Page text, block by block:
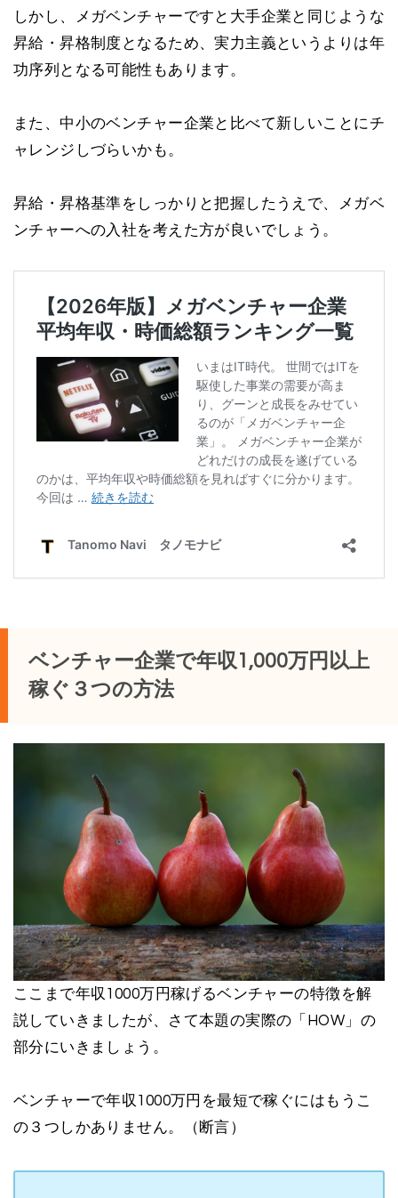
しかし、メガベンチャーですと大手企業と同じような
昇給・昇格制度となるため、実力主義というよりは年
功序列となる可能性もあります。
また、中小のベンチャー企業と比べて新しいことにチ
ャレンジしづらいかも。
昇給・昇格基準をしっかりと把握したうえで、メガベ
ンチャーへの入社を考えた方が良いでしょう。
ベンチャー企業で年収1,000万円以上
稼ぐ３つの方法
ここまで年収1000万円稼げるベンチャーの特徴を解
説していきましたが、さて本題の実際の「HOW」の
部分にいきましょう。
ベンチャーで年収1000万円を最短で稼ぐにはもうこ
の３つしかありません。（断言）